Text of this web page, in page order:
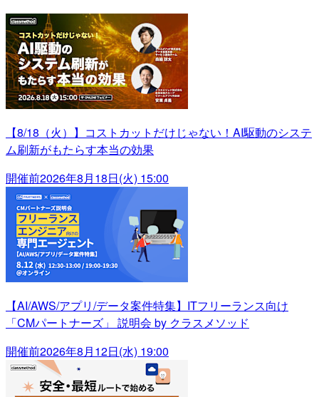
【8/18（火）】コストカットだけじゃない！AI駆動のシステ
ム刷新がもたらす本当の効果
開催前2026年8月18日(火) 15:00
【AI/AWS/アプリ/データ案件特集】ITフリーランス向け
「CMパートナーズ」 説明会 by クラスメソッド
開催前2026年8月12日(水) 19:00